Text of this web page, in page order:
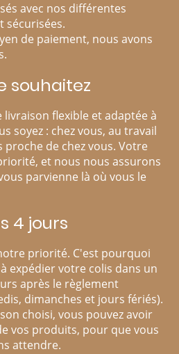
avec nos différentes
sécurisées.
de paiement, nous avons
souhaitez
flexible et adaptée à
soyez : chez vous, au travail
de chez vous. Votre
et nous nous assurons
parvienne là où vous le
4 jours
priorité. C'est pourquoi
expédier votre colis dans un
après le règlement
dimanches et jours fériés).
choisi, vous pouvez avoir
vos produits, pour que vous
attendre.